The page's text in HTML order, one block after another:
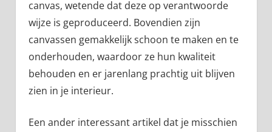
canvas, wetende dat deze op verantwoorde
wijze is geproduceerd. Bovendien zijn
canvassen gemakkelijk schoon te maken en te
onderhouden, waardoor ze hun kwaliteit
behouden en er jarenlang prachtig uit blijven
zien in je interieur.
Een ander interessant artikel dat je misschien